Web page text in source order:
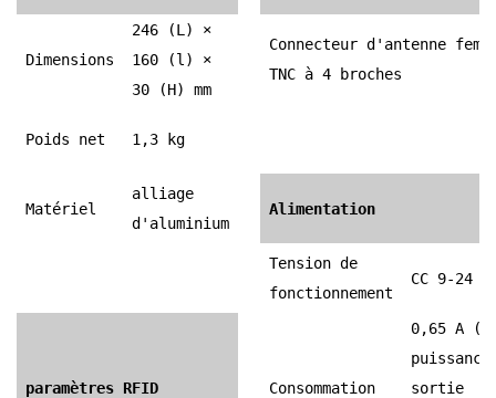
Dimensions
246 (L) ×
160 (l) ×
30 (H) mm
Connecteur d'antenne
TNC à 4 broches
Poids net 1,3 kg
Matériel
alliage
d'aluminium
Alimentation
Tension de
fonctionnement
CC 9-24 V
paramètres RFID Consommation
0,65 A (à
puissance
sortie